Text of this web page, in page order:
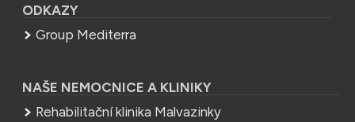
ODKAZY
Group Mediterra
NAŠE NEMOCNICE A KLINIKY
Rehabilitační klinika Malvazinky